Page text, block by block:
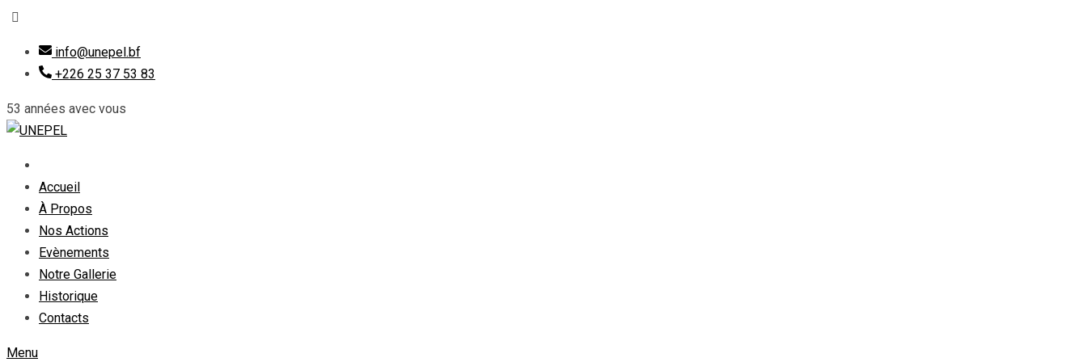
content
info@unepel.bf
+226 25 37 53 83
53 années avec vous
Accueil
À Propos
Nos Actions
Evènements
Notre Gallerie
Historique
Contacts
Menu